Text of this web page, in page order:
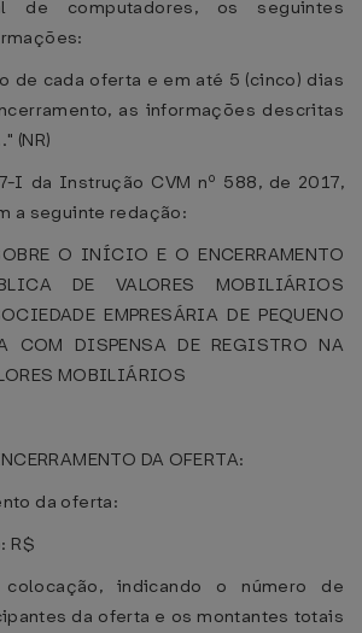
de computadores, os seguintes
de cada oferta e em até 5 (cinco) dias
as informações descritas
(NR)
I da Instrução CVM nº 588, de 2017,
a seguinte redação:
O INÍCIO E O ENCERRAMENTO
DE VALORES MOBILIÁRIOS
EMPRESÁRIA DE PEQUENO
COM DISPENSA DE REGISTRO NA
MOBILIÁRIOS
DA OFERTA:
da oferta:
R$
indicando o número de
da oferta e os montantes totais